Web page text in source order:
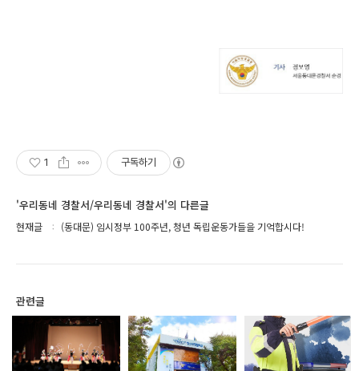
1 구독하기
'우리동네 경찰서/우리동네 경찰서'의 다른글
현재글 (동대문) 임시정부 100주년, 청년 독립운동가들을 기억합시다!
관련글